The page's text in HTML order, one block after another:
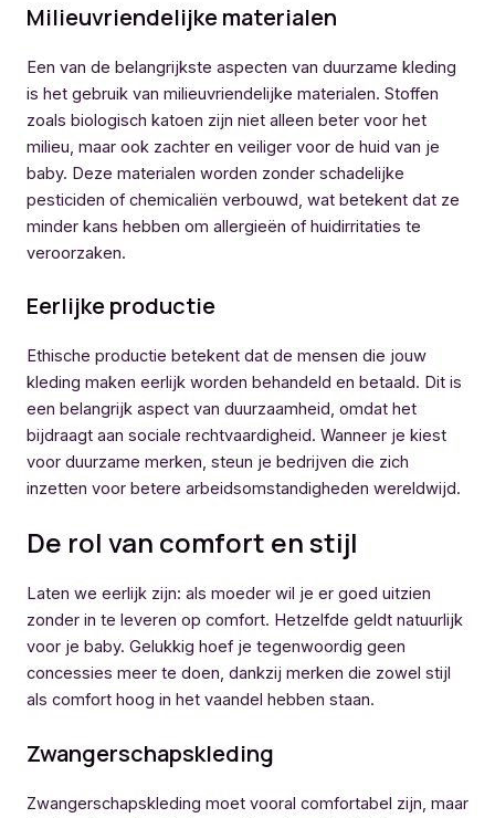
Milieuvriendelijke materialen
Een van de belangrijkste aspecten van duurzame kleding
is het gebruik van milieuvriendelijke materialen. Stoffen
zoals biologisch katoen zijn niet alleen beter voor het
milieu, maar ook zachter en veiliger voor de huid van je
baby. Deze materialen worden zonder schadelijke
pesticiden of chemicaliën verbouwd, wat betekent dat ze
minder kans hebben om allergieën of huidirritaties te
veroorzaken.
Eerlijke productie
Ethische productie betekent dat de mensen die jouw
kleding maken eerlijk worden behandeld en betaald. Dit is
een belangrijk aspect van duurzaamheid, omdat het
bijdraagt aan sociale rechtvaardigheid. Wanneer je kiest
voor duurzame merken, steun je bedrijven die zich
inzetten voor betere arbeidsomstandigheden wereldwijd.
De rol van comfort en stijl
Laten we eerlijk zijn: als moeder wil je er goed uitzien
zonder in te leveren op comfort. Hetzelfde geldt natuurlijk
voor je baby. Gelukkig hoef je tegenwoordig geen
concessies meer te doen, dankzij merken die zowel stijl
als comfort hoog in het vaandel hebben staan.
Zwangerschapskleding
Zwangerschapskleding moet vooral comfortabel zijn, maar